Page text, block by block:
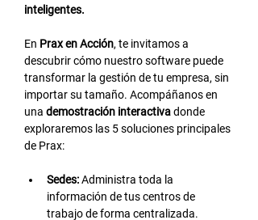
inteligentes.
En Prax en Acción, te invitamos a
descubrir cómo nuestro software puede
transformar la gestión de tu empresa, sin
importar su tamaño. Acompáñanos en
una demostración interactiva donde
exploraremos las 5 soluciones principales
de Prax:
Sedes: Administra toda la
información de tus centros de
trabajo de forma centralizada.